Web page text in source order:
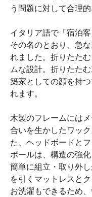
う問題に対して合理
イタリア語で「宿泊
その名のとおり、急
れました。折りたた
ムな設計。折りたた
築家としての顔を持
れます。
木製のフレームには
合いを生かしたワッ
た、ヘッドボードと
ポールは、構造の強
簡単に組立・取り外
を引くマットレスと
お洗濯もできるため